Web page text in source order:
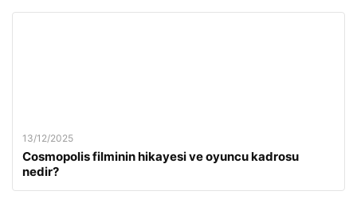
13/12/2025
Cosmopolis filminin hikayesi ve oyuncu kadrosu
nedir?